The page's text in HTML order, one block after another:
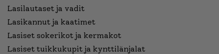
Lasilautaset ja vadit
Lasikannut ja kaatimet
Lasiset sokerikot ja kermakot
Lasiset tuikkukupit ja kynttilänjalat